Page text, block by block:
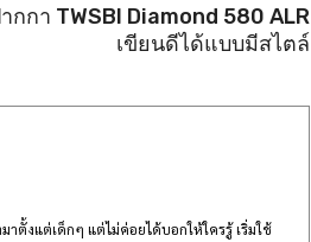
กกา TWSBI Diamond 580 ALR
เขียนดีได้แบบมีสไตล์
ตั้งแต่เด็กๆ แต่ไม่ค่อยได้บอกให้ใครรู้ เริ่มใช้